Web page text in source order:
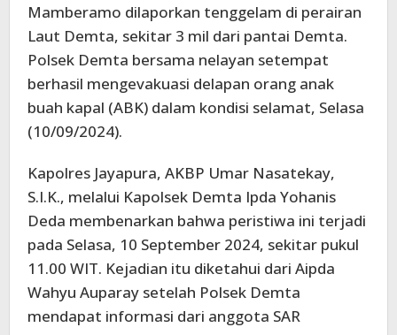
Mamberamo dilaporkan tenggelam di perairan
Laut Demta, sekitar 3 mil dari pantai Demta.
Polsek Demta bersama nelayan setempat
berhasil mengevakuasi delapan orang anak
buah kapal (ABK) dalam kondisi selamat, Selasa
(10/09/2024).
Kapolres Jayapura, AKBP Umar Nasatekay,
S.I.K., melalui Kapolsek Demta Ipda Yohanis
Deda membenarkan bahwa peristiwa ini terjadi
pada Selasa, 10 September 2024, sekitar pukul
11.00 WIT. Kejadian itu diketahui dari Aipda
Wahyu Auparay setelah Polsek Demta
mendapat informasi dari anggota SAR